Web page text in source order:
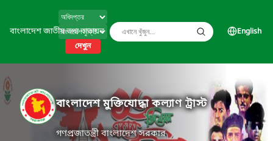
বাংলাদেশ জাতীয় তথ্য বাতায়ন
দেখুন
English
বাংলাদেশ মুক্তিযোদ্ধা কল্যাণ ট্রাস্ট
গণপ্রজাতন্ত্রী বাংলাদেশ সরকার